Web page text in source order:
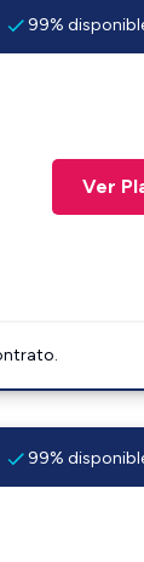
99%
Ver
99%